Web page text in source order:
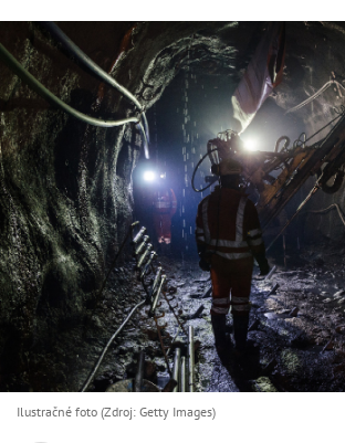
Ilustračné foto (Zdroj: Getty Images)